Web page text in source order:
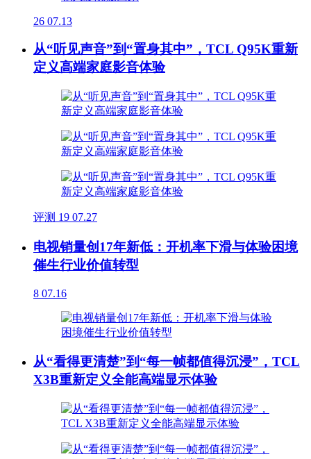
26 07.13
从“听见声音”到“置身其中”，TCL Q95K重新
定义高端家庭影音体验
评测 19 07.27
电视销量创17年新低：开机率下滑与体验困境
催生行业价值转型
8 07.16
从“看得更清楚”到“每一帧都值得沉浸”，TCL
X3B重新定义全能高端显示体验